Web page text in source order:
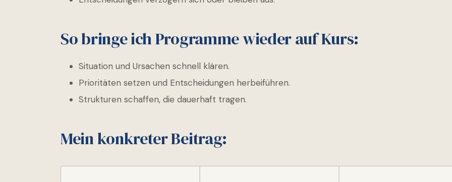
So bringe ich Programme wieder auf Kurs:
Situation und Ursachen schnell klären.
Prioritäten setzen und Entscheidungen herbeiführen.
Strukturen schaffen, die dauerhaft tragen.
Mein konkreter Beitrag: